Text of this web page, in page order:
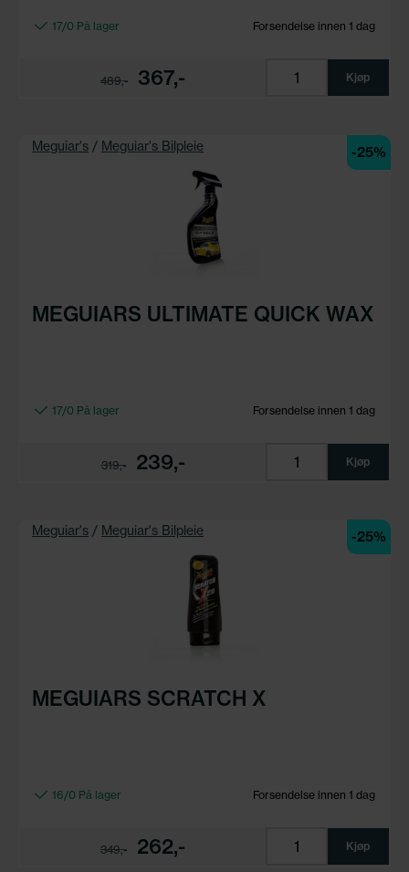
17/0 På lager Forsendelse innen 1 dag
489,- 367,- Kjøp
Meguiar's / Meguiar's Bilpleie -25%
MEGUIARS ULTIMATE QUICK WAX
17/0 På lager Forsendelse innen 1 dag
319,-239,- Kjøp
Meguiar's / Meguiar's Bilpleie -25%
MEGUIARS SCRATCH X
16/0 På lager Forsendelse innen 1 dag
349,- 262,- Kjøp